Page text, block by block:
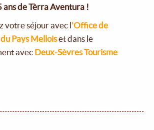
ans de Tèrra Aventura !
votre séjour avec l'Office de
Pays Melloiset dans le
avec Deux-Sèvres Tourisme